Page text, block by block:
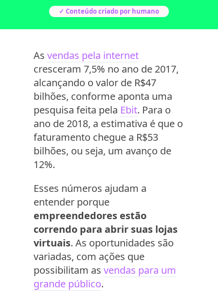
✓ Conteúdo criado por humano
As vendas pela internet
cresceram 7,5% no ano de 2017,
alcançando o valor de R$47
bilhões, conforme aponta uma
pesquisa feita pela Ebit. Para o
ano de 2018, a estimativa é que o
faturamento chegue a R$53
bilhões, ou seja, um avanço de
12%.
Esses números ajudam a
entender porque
empreendedores estão
correndo para abrir suas lojas
virtuais. As oportunidades são
variadas, com ações que
possibilitam as vendas para um
grande público.